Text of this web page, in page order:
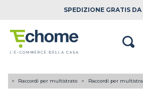
SPEDIZIONE GRATIS
Raccordi per multistrato Raccordi per